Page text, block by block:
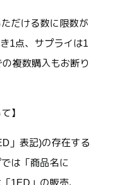
だける数に限数が
1点、サプライは1
複数購入もお断り
】
」表記)の存在する
は「商品名に